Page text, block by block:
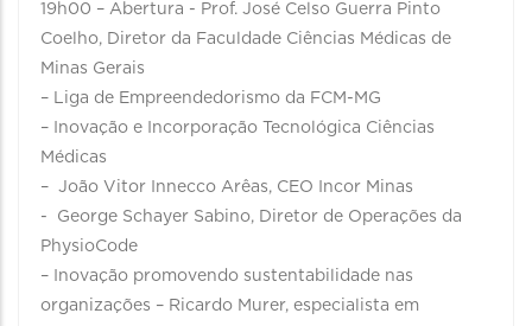
19h00 – Abertura - Prof. José Celso Guerra Pinto
Coelho, Diretor da Faculdade Ciências Médicas de
Minas Gerais
– Liga de Empreendedorismo da FCM-MG
– Inovação e Incorporação Tecnológica Ciências
Médicas
– João Vitor Innecco Arêas, CEO Incor Minas
- George Schayer Sabino, Diretor de Operações da
PhysioCode
– Inovação promovendo sustentabilidade nas
organizações – Ricardo Murer, especialista em